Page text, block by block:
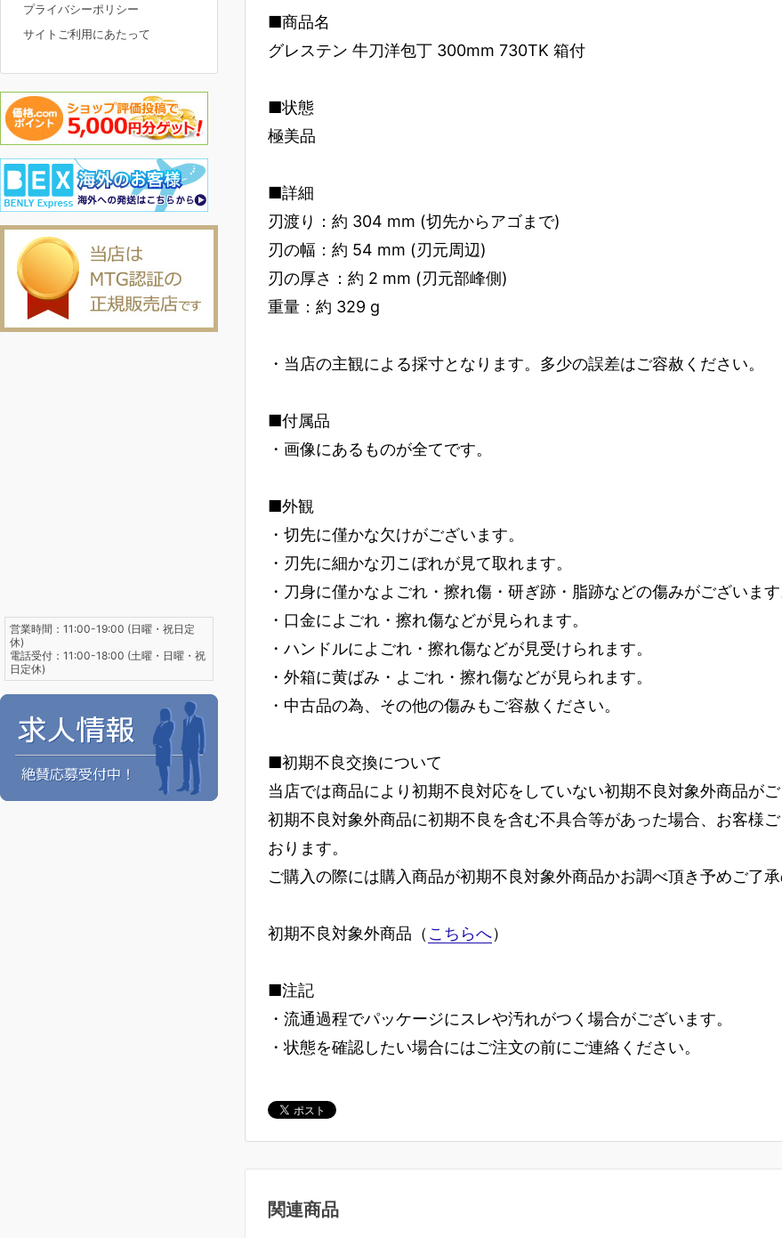
■商品名
グレステン 牛刀洋包丁 300mm 730TK 箱付
■状態
極美品
■詳細
刃渡り：約 304 mm (切先からアゴまで)
刃の幅：約 54 mm (刃元周辺)
刃の厚さ：約 2 mm (刃元部峰側)
重量：約 329 g
・当店の主観による採寸となります。多少の誤差はご容赦ください。
■付属品
・画像にあるものが全てです。
■外観
・切先に僅かな欠けがございます。
・刃先に細かな刃こぼれが見て取れます。
・刀身に僅かなよごれ・擦れ傷・研ぎ跡・脂跡などの傷みがございます
・口金によごれ・擦れ傷などが見られます。
・ハンドルによごれ・擦れ傷などが見受けられます。
・外箱に黄ばみ・よごれ・擦れ傷などが見られます。
・中古品の為、その他の傷みもご容赦ください。
■初期不良交換について
当店では商品により初期不良対応をしていない初期不良対象外商品がご
初期不良対象外商品に初期不良を含む不具合等があった場合、お客様
おります。
ご購入の際には購入商品が初期不良対象外商品かお調べ頂き予めご了承
初期不良対象外商品（ こちらへ）
■注記
・流通過程でパッケージにスレや汚れがつく場合がございます。
・状態を確認したい場合にはご注文の前にご連絡ください。
関連商品
プライバシーポリシー
サイトご利用にあたって
営業時間：11:00-19:00 (日曜・祝日定
休)
電話受付：11:00-18:00 (土曜・日曜・祝
日定休)